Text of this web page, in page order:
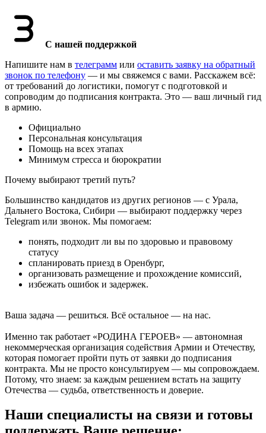
С нашей поддержкой
Напишите нам в телеграмм или оставить заявку на обратный
звонок по телефону — и мы свяжемся с вами. Расскажем всё:
от требований до логистики, помогут с подготовкой и
сопроводим до подписания контракта. Это — ваш личный гид
в армию.
Официально
Персональная консультация
Помощь на всех этапах
Минимум стресса и бюрократии
Почему выбирают третий путь?
Большинство кандидатов из других регионов — с Урала,
Дальнего Востока, Сибири — выбирают поддержку через
Telegram или звонок. Мы помогаем:
понять, подходит ли вы по здоровью и правовому
статусу
спланировать приезд в Оренбург,
организовать размещение и прохождение комиссий,
избежать ошибок и задержек.
Ваша задача — решиться. Всё остальное — на нас.
Именно так работает «РОДИНА ГЕРОЕВ» — автономная
некоммерческая организация содействия Армии и Отечеству,
которая помогает пройти путь от заявки до подписания
контракта. Мы не просто консультируем — мы сопровождаем.
Потому, что знаем: за каждым решением встать на защиту
Отечества — судьба, ответственность и доверие.
Наши специалисты на связи и готовы